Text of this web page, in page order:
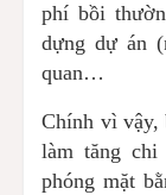
phí bồi
dựng dự án
quan…
Chính vì vậy,
làm tăng
phóng mặt